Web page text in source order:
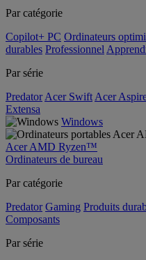
Par catégorie
Copilot+ PC Ordinateurs
durables Professionnel
Par série
Predator Acer Swift Acer
Extensa
Windows
Acer AMD Ryzen™
Ordinateurs de bureau
Par catégorie
Predator Gaming Produits
Composants
Par série